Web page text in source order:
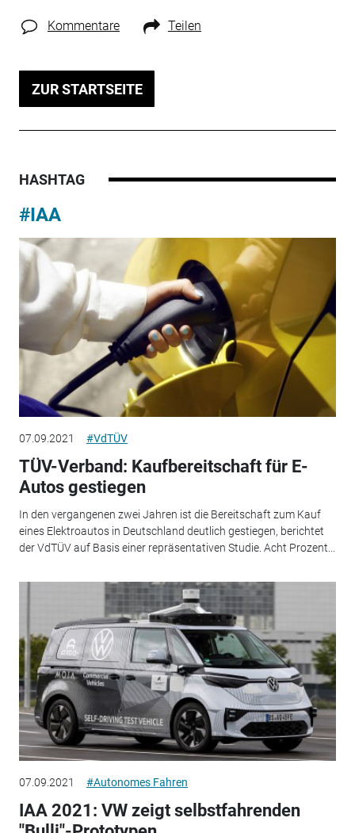
Kommentare Teilen
ZUR STARTSEITE
HASHTAG
#IAA
07.09.2021 #VdTÜV
TÜV-Verband: Kaufbereitschaft für E-
Autos gestiegen
In den vergangenen zwei Jahren ist die Bereitschaft zum Kauf
eines Elektroautos in Deutschland deutlich gestiegen, berichtet
der VdTÜV auf Basis einer repräsentativen Studie. Acht Prozent...
07.09.2021 #Autonomes Fahren
IAA 2021: VW zeigt selbstfahrenden